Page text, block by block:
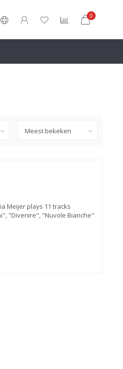
0
Meijer plays 11 tracks
"Divenire", "Nuvole Bianche"